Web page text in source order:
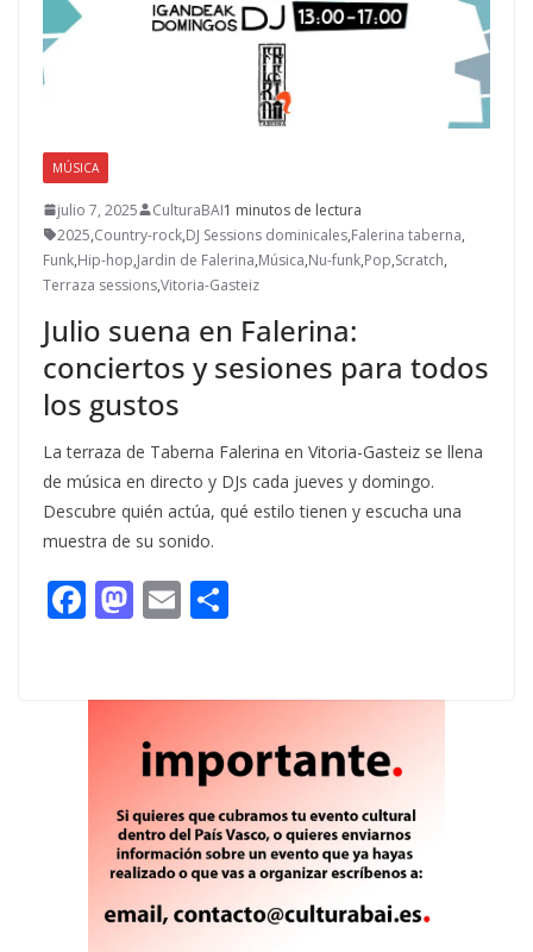
MÚSICA
julio 7, 2025 CulturaBAI1 minutos de lectura
2025,Country-rock,DJ Sessions dominicales,Falerina taberna,
Funk,Hip-hop,Jardin de Falerina,Música,Nu-funk,Pop,Scratch,
Terraza sessions,Vitoria-Gasteiz
Julio suena en Falerina:
conciertos y sesiones para todos
los gustos
La terraza de Taberna Falerina en Vitoria-Gasteiz se llena
de música en directo y DJs cada jueves y domingo.
Descubre quién actúa, qué estilo tienen y escucha una
muestra de su sonido.
F
b
M
d
o
n
E
l p
ar
ti
r